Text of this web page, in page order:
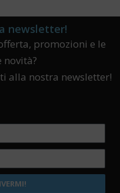
newsletter!
promozioni e le
novità?
alla nostra newsletter!